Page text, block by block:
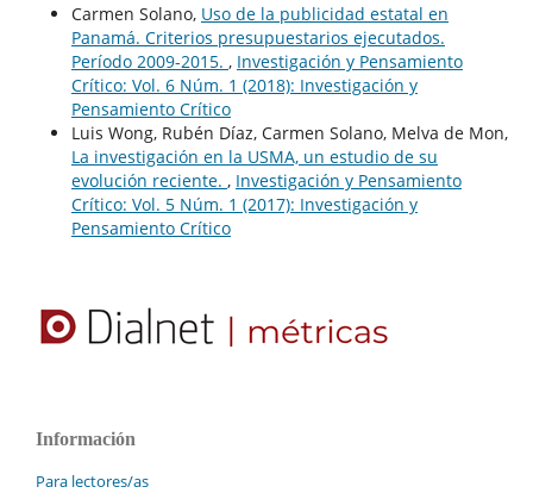
Carmen Solano, Uso de la publicidad estatal en
Panamá. Criterios presupuestarios ejecutados.
Período 2009-2015. , Investigación y Pensamiento
Crítico: Vol. 6 Núm. 1 (2018): Investigación y
Pensamiento Crítico
Luis Wong, Rubén Díaz, Carmen Solano, Melva de Mon,
La investigación en la USMA, un estudio de su
evolución reciente. , Investigación y Pensamiento
Crítico: Vol. 5 Núm. 1 (2017): Investigación y
Pensamiento Crítico
Información
Para lectores/as